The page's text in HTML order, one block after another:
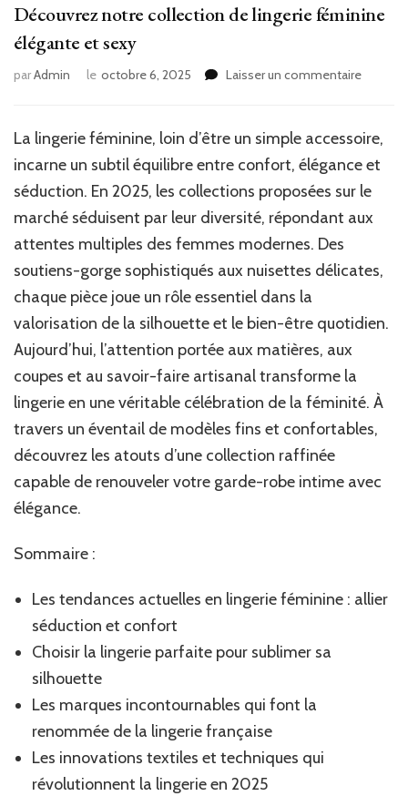
Découvrez notre collection de lingerie féminine
élégante et sexy
parAdmin le octobre 6, 2025 Laisser un commentairesur
lingerie
et
La lingerie féminine, loin d’être un simple accessoire,
incarne un subtil équilibre entre confort, élégance et
séduction. En 2025, les collections proposées sur le
marché séduisent par leur diversité, répondant aux
attentes multiples des femmes modernes. Des
soutiens-gorge sophistiqués aux nuisettes délicates,
chaque pièce joue un rôle essentiel dans la
valorisation de la silhouette et le bien-être quotidien.
Aujourd’hui, l’attention portée aux matières, aux
coupes et au savoir-faire artisanal transforme la
lingerie en une véritable célébration de la féminité. À
travers un éventail de modèles fins et confortables,
découvrez les atouts d’une collection raffinée
capable de renouveler votre garde-robe intime avec
élégance.
Sommaire :
Les tendances actuelles en lingerie féminine : allier
séduction et confort
Choisir la lingerie parfaite pour sublimer sa
silhouette
Les marques incontournables qui font la
renommée de la lingerie française
Les innovations textiles et techniques qui
révolutionnent la lingerie en 2025